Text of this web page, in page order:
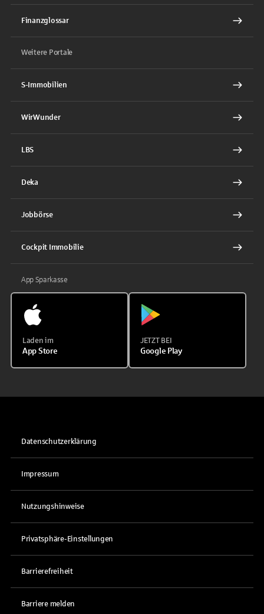
Finanzglossar
Weitere Portale
S-Immobilien
WirWunder
LBS
Deka
Jobbörse
Cockpit Immobilie
App Sparkasse
Laden im
App Store
JETZT BEI
Google Play
Datenschutzerklärung
Impressum
Nutzungshinweise
Privatsphäre-Einstellungen
Barrierefreiheit
Barriere melden